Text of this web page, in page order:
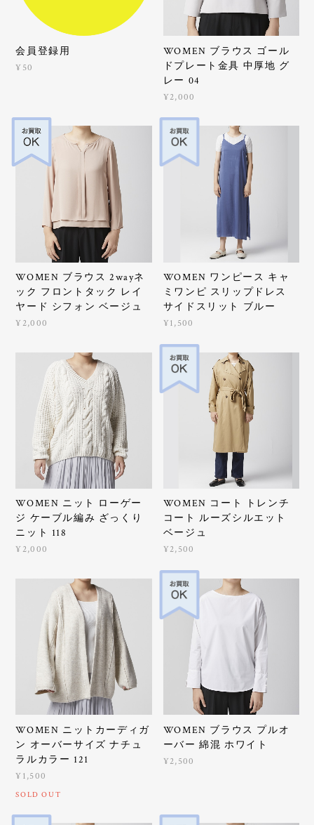
会員登録用
¥50
WOMEN ブラウス ゴール
ドプレート金具 中厚地 グ
レー 04
¥2,000
WOMEN ブラウス 2wayネ
ック フロントタック レイ
ヤード シフォン ベージュ
¥2,000
WOMEN ワンピース キャ
ミワンピ スリップドレス
サイドスリット ブルー
¥1,500
WOMEN ニット ローゲー
ジ ケーブル編み ざっくり
ニット 118
¥2,000
WOMEN コート トレンチ
コート ルーズシルエット
ベージュ
¥2,500
WOMEN ニットカーディガ
ン オーバーサイズ ナチュ
ラルカラー 121
¥1,500
SOLD OUT
WOMEN ブラウス プルオ
ーバー 綿混 ホワイト
¥2,500